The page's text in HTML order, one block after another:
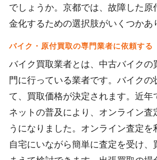
でしょうか。京都では、故障した原
金化するための選択肢がいくつかあ
バイク・原付買取の専門業者に依頼する
バイク買取業者とは、中古バイクの
門に行っている業者です。バイクの
て、買取価格が決定されます。近年
ネットの普及により、オンライン査
うになりました。オンライン査定を
自宅にいながら簡単に査定を受け、